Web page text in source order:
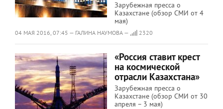
Зарубежная пресса о
Казахстане (обзор СМИ от 4
мая)
04 МАЯ 2016, 07:45 — ГАЛИНА НАУМОВА — 2320
«Россия ставит крест
на космической
отрасли Казахстана»
Зарубежная пресса о
Казахстане (обзор СМИ от 30
апреля – 3 мая)